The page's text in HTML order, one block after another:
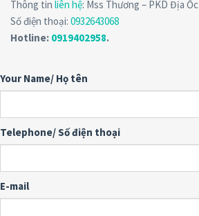
Thông tin liên hệ: Mss Thương – PKD Địa Ốc
Số điện thoại: 0932643068
Hotline: 0919402958.
Your Name/ Họ tên
Telephone/ Số điện thoại
E-mail